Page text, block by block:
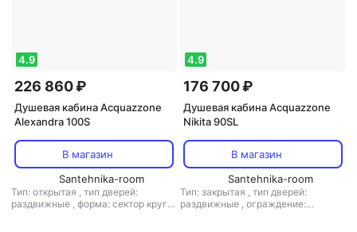
4.9
226 860 ₽
Душевая кабина Acquazzone
Alexandra 100S
В магазин
Santehnika-room
Тип: открытая , тип дверей:
раздвижные , форма: сектор круга
4.9
176 700 ₽
Душевая кабина Acquazzone
Nikita 90SL
В магазин
Santehnika-room
Тип: закрытая , тип дверей:
раздвижные , ограждение: